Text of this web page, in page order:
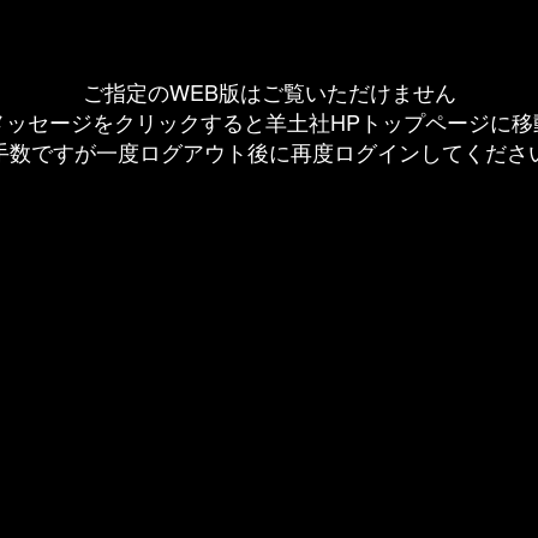
ご指定のWEB版はご覧いただけません
セージをクリックすると羊土社HPトップページに移
数ですが一度ログアウト後に再度ログインしてくださ